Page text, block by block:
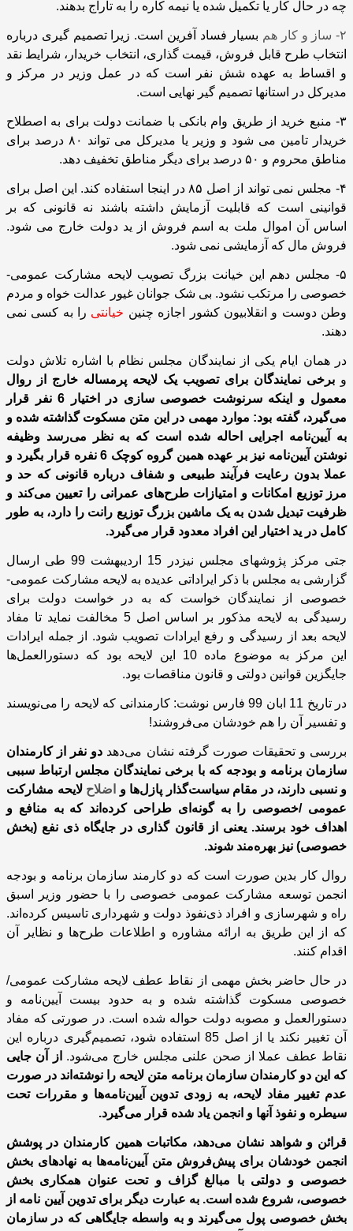
چه در حال کار یا تکمیل شده یا نیمه کاره را به تاراج بدهند.
۲- ساز و کار هم
بسیار فساد آفرین است. زیرا تصمیم گیری درباره
انتخاب طرح قابل فروش، قیمت گذاری، انتخاب خریدار، شرایط نقد
و اقساط به عهده شش نفر است که در عمل وزیر در مرکز و
مدیرکل در استانها تصمیم گیر نهایی است.
۳- منبع خرید از طریق وام بانکی با ضمانت دولت برای به اصطلاح
خریدار تامین می شود و وزیر یا مدیرکل می تواند ۸۰ درصد برای
مناطق محروم و ۵۰ درصد برای دیگر مناطق تخفیف دهد.
۴- مجلس نمی تواند از اصل ۸۵ در اینجا استفاده کند. این اصل برای
قوانینی است که قابلیت آزمایش داشته باشند نه قانونی که بر
اساس آن اموال ملت به اسم فروش از ید دولت خارج می شود.
فروش مال که آزمایشی نمی شود.
۵- مجلس دهم این خیانت بزرگ تصویب لایحه مشارکت عمومی-
خصوصی را مرتکب نشود. بی شک جوانان غیور عدالت خواه و مردم
وطن دوست و انقلابیون کشور اجازه چنین خیانتی را به کسی نمی
دهند.
در همان ایام یکی از نمایندگان مجلس نظام با اشاره تلاش دولت
و برخی نمایندگان برای تصویب یک لایحه پرمساله خارج از روال
معمول و اینکه سرنوشت خصوصی سازی در اختیار 6 نفر قرار
می‌گیرد، گفته بود: موارد مهمی در این متن مسکوت گذاشته شده و
به آیین‌نامه اجرایی احاله شده است که به نظر می‌رسد وظیفه
نوشتن آیین‌نامه نیز بر عهده همین گروه کوچک 6 نفره قرار بگیرد و
عملا بدون رعایت فرآیند طبیعی و شفاف درباره قانونی که حد و
مرز توزیع امکانات و امتیازات طرح‌های عمرانی را تعیین می‌کند و
ظرفیت تبدیل شدن به یک ماشین بزرگ توزیع رانت را دارد، به طور
کامل در ید اختیار این افراد معدود قرار می‌گیرد.
جتی مرکز پژوشهای مجلس نیزدر 15 اردیبهشت 99 طی ارسال
گزارشی به مجلس با ذکر ایراداتی عدیده به لایحه مشارکت عمومی-
خصوصی از نمایندگان خواست که به در خواست دولت برای
رسیدگی به لایحه مذکور بر اساس اصل 5 مخالفت نماید تا مفاد
لایحه بعد از رسیدگی و رفع ایرادات تصویب شود. از جمله ایرادات
این مرکز به موضوع ماده 10 این لایحه بود که دستورالعمل‌ها
جایگزین قوانین دولتی و قانون مناقصات بود.
در تاریخ 11 ابان 99 فارس نوشت:
کارمندانی که لایحه را می‌نویسند
و تفسیر آن را هم خودشان می‌فروشند!
بررسی و تحقیقات صورت گرفته نشان می‌دهد دو نفر از کارمندان
سازمان برنامه و بودجه که با برخی نمایندگان مجلس ارتباط سببی
و نسبی دارند، در مقام سیاست‌گذار پازل‌ها و اضلاحلایحه مشارکت
عمومی /خصوصی را به گونه‌ای طراحی کرده‌اند که به منافع و
اهداف خود برسند. یعنی از قانون گذاری در جایگاه ذی نفع (بخش
خصوصی) نیز بهره‌مند شوند.
روال کار بدین صورت است که دو کارمند سازمان برنامه و بودجه
انجمن توسعه مشارکت عمومی خصوصی را با حضور وزیر اسبق
راه و شهرسازی و افراد ذی‌نفوذ دولت و شهرداری تاسیس کرده‌اند.
که از این طریق به ارائه مشاوره و اطلاعات طرح‌ها و نظایر آن
اقدام کنند.
در حال حاضر بخش مهمی از نقاط عطف لایحه مشارکت عمومی/
خصوصی مسکوت گذاشته شده و به حدود بیست آیین‌نامه‌ و
دستورالعمل و مصوبه دولت حواله شده است. در صورتی که مفاد
آن تغییر نکند یا از اصل 85 استفاده شود، تصمیم‌گیری درباره این
نقاط عطف عملا از صحن علنی مجلس خارج می‌شود. از آن جایی
که این دو کارمندان سازمان برنامه متن لایحه را نوشته‌اند در صورت
عدم تغییر مفاد لایحه، به زودی تدوین آیین‌نامه‌ها و مقررات تحت
سیطره و نفوذ آنها و انجمن یاد شده قرار می‌گیرد.
قرائن و شواهد نشان می‌دهد، مکاتبات همین کارمندان در پوشش
انجمن‌ خودشان برای ‌پیش‌فروش متن آیین‌نامه‌ها به نهادهای بخش
خصوصی و دولتی با مبالغ گزاف و تحت عنوان همکاری بخش
خصوصی، شروع شده است. به عبارت دیگر برای تدوین آیین نامه از
بخش خصوصی پول می‌گیرند و به واسطه جایگاهی که در سازمان